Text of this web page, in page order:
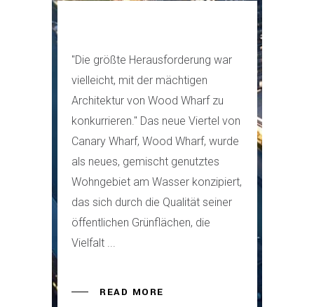
"Die größte Herausforderung war
vielleicht, mit der mächtigen
Architektur von Wood Wharf zu
konkurrieren." Das neue Viertel von
Canary Wharf, Wood Wharf, wurde
als neues, gemischt genutztes
Wohngebiet am Wasser konzipiert,
das sich durch die Qualität seiner
öffentlichen Grünflächen, die
Vielfalt
READ MORE